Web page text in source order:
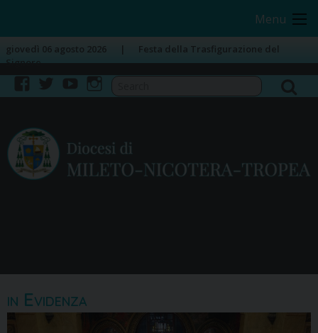
content
Menu
giovedì 06 agosto 2026
Festa della Trasfigurazione del
Signore
facebook
twitteryoutubeinstagram
in Evidenza